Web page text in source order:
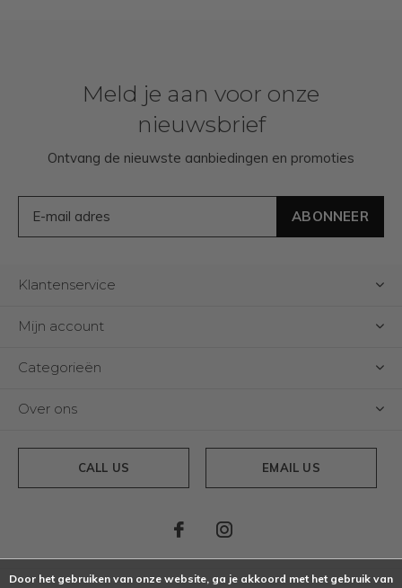
Meld je aan voor onze
nieuwsbrief
Ontvang de nieuwste aanbiedingen en promoties
ABONNEER
Klantenservice
Mijn account
Categorieën
Over ons
CALL US EMAIL US
Door het gebruiken van onze website, ga je akkoord met het gebruik van